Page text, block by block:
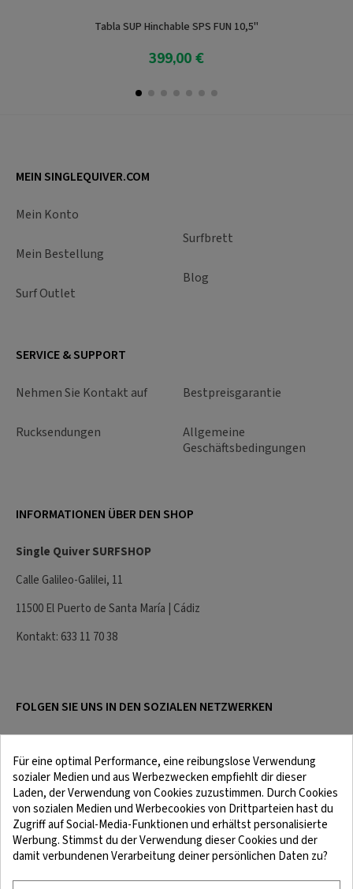
Tabla SUP Hinchable SPS FUN 10,5"
399,00 €
In den Warenkorb
MEIN SINGLEQUIVER.COM
Mein Konto
Mein Bestellung
Surf Outlet
Surfbrett
Blog
SERVICE & SUPPORT
Nehmen Sie Kontakt auf
Rucksendungen
Bestpreisgarantie
Allgemeine
Geschäftsbedingungen
INFORMATIONEN ÜBER DEN SHOP
Single Quiver SURFSHOP
Calle Galileo-Galilei, 11
11500 El Puerto de Santa María | Cádiz
Kontakt: 633 11 70 38
FOLGEN SIE UNS IN DEN SOZIALEN NETZWERKEN
Rechtliche Hinweise
Bedingungen und Konditionen
Für eine optimal Performance, eine reibungslose Verwendung
sozialer Medien und aus Werbezwecken empfiehlt dir dieser
Laden, der Verwendung von Cookies zuzustimmen. Durch Cookies
von sozialen Medien und Werbecookies von Drittparteien hast du
Zugriff auf Social-Media-Funktionen und erhältst personalisierte
Werbung. Stimmst du der Verwendung dieser Cookies und der
damit verbundenen Verarbeitung deiner persönlichen Daten zu?